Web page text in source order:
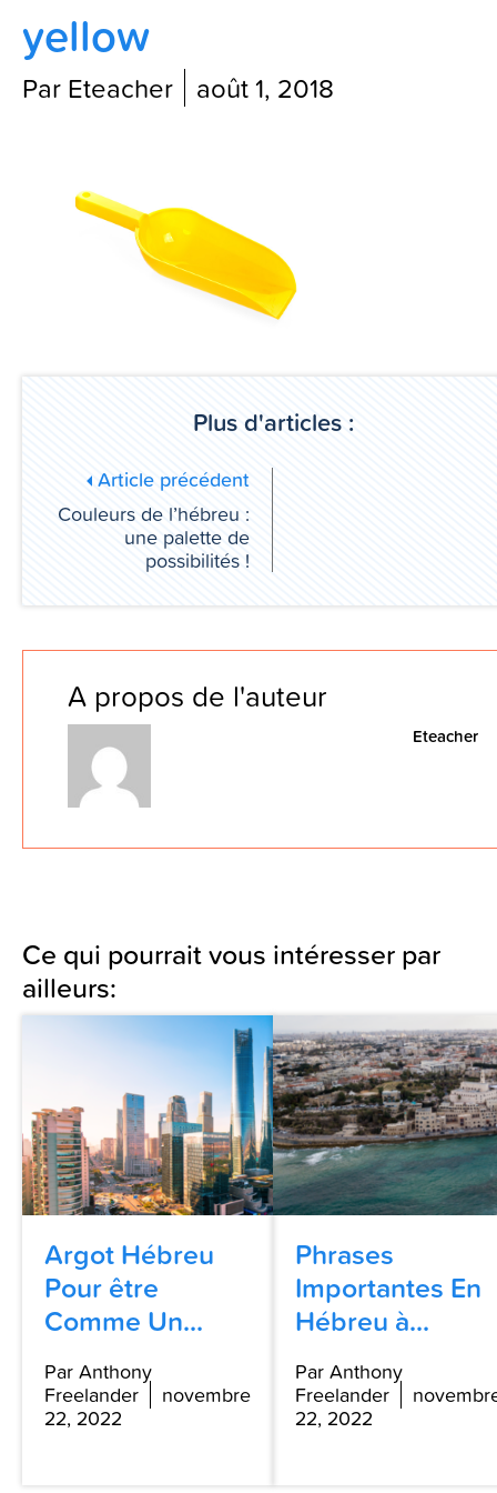
Blog
yellow
Par Eteacher août 1, 2018
Plus d'articles :
Article précédent
Couleurs de l’hébreu :
une palette de
possibilités !
A propos de l'auteur
Eteacher
Ce qui pourrait vous intéresser par
ailleurs:
Argot Hébreu
Pour être
Comme Un...
Par Anthony
Freelander
novembre
22, 2022
Phrases
Importantes En
Hébreu à...
Par Anthony
Freelander
22, 2022